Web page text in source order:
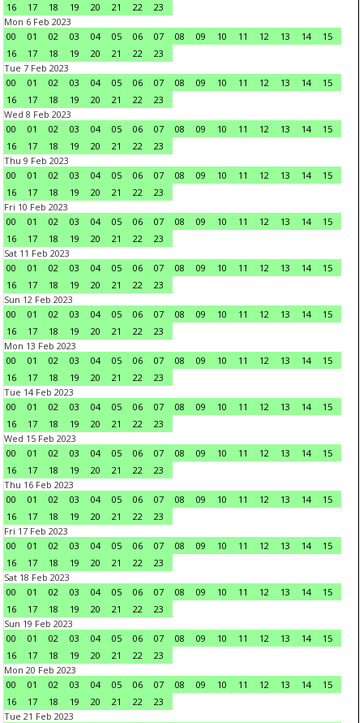
16
17 18 19 20 21 22
23
Mon 6 Feb 2023
00
01 02 03 04 05 06 07 08 09 10 11 12 13 14
15
16
17 18 19 20 21 22
23
Tue 7 Feb 2023
00
01 02 03 04 05 06 07 08 09 10 11 12 13 14
15
16
17 18 19 20 21 22
23
Wed 8 Feb 2023
00
01 02 03 04 05 06 07 08 09 10 11 12 13 14
15
16
17 18 19 20 21 22
23
Thu 9 Feb 2023
00
01 02 03 04 05 06 07 08 09 10 11 12 13 14
15
16
17 18 19 20 21 22
23
Fri 10 Feb 2023
00
01 02 03 04 05 06 07 08 09 10 11 12 13 14
15
16
17 18 19 20 21 22
23
Sat 11 Feb 2023
00
01 02 03 04 05 06 07 08 09 10 11 12 13 14
15
16
17 18 19 20 21 22
23
Sun 12 Feb 2023
00
01 02 03 04 05 06 07 08 09 10 11 12 13 14
15
16
17 18 19 20 21 22
23
Mon 13 Feb 2023
00
01 02 03 04 05 06 07 08 09 10 11 12 13 14
15
16
17 18 19 20 21 22
23
Tue 14 Feb 2023
00
01 02 03 04 05 06 07 08 09 10 11 12 13 14
15
16
17 18 19 20 21 22
23
Wed 15 Feb 2023
00
01 02 03 04 05 06 07 08 09 10 11 12 13 14
15
16
17 18 19 20 21 22
23
Thu 16 Feb 2023
00
01 02 03 04 05 06 07 08 09 10 11 12 13 14
15
16
17 18 19 20 21 22
23
Fri 17 Feb 2023
00
01 02 03 04 05 06 07 08 09 10 11 12 13 14
15
16
17 18 19 20 21 22
23
Sat 18 Feb 2023
00
01 02 03 04 05 06 07 08 09 10 11 12 13 14
15
16
17 18 19 20 21 22
23
Sun 19 Feb 2023
00
01 02 03 04 05 06 07 08 09 10 11 12 13 14
15
16
17 18 19 20 21 22
23
Mon 20 Feb 2023
00
01 02 03 04 05 06 07 08 09 10 11 12 13 14
15
16
17 18 19 20 21 22
23
Tue 21 Feb 2023